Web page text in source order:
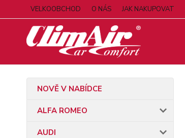
VELKOOBCHOD O NÁS JAK NAKUPOVAT
NOVĚ V NABÍDCE
ALFA ROMEO
AUDI